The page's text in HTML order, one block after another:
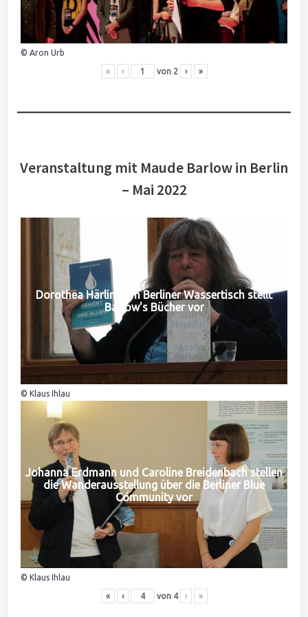
© Aron Urb
« ‹ von 2 › »
Veranstaltung mit Maude Barlow in Berlin
– Mai 2022
Dorothea Härlin vom Berliner Wassertisch stellt
Barlow's Bücher vor
© Klaus Ihlau
Johanna Erdmann und Caroline Breidenbach stellen
die Wanderausstellung über die Berliner Blue
Community vor
© Klaus Ihlau
« ‹ von 4 › »